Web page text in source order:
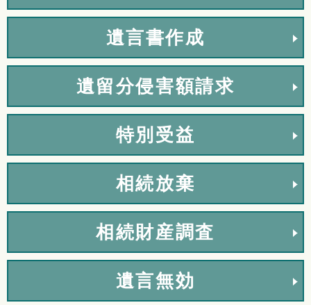
遺言書作成
遺留分侵害額請求
特別受益
相続放棄
相続財産調査
遺言無効